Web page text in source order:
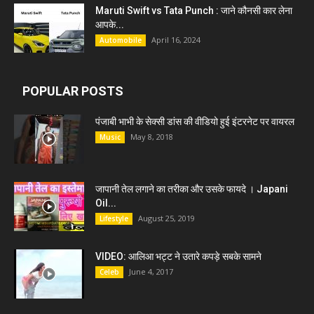
Maruti Swift vs Tata Punch : जाने कौनसी कार लेना
आपके...
Automobile April 16, 2024
POPULAR POSTS
पंजाबी भाभी के सेक्सी डांस की वीडियो हुई इंटरनेट पर वायरल
Music May 8, 2018
जापानी तेल लगाने का तरीका और उसके फायदे । Japani
Oil...
Lifestyle August 25, 2019
VIDEO: आलिआ भट्ट ने उतारे कपड़े सबके सामने
Celeb June 4, 2017